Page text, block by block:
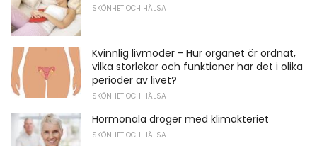
SKÖNHET OCH HÄLSA
Kvinnlig livmoder - Hur organet är ordnat,
vilka storlekar och funktioner har det i olika
perioder av livet?
SKÖNHET OCH HÄLSA
Hormonala droger med klimakteriet
SKÖNHET OCH HÄLSA